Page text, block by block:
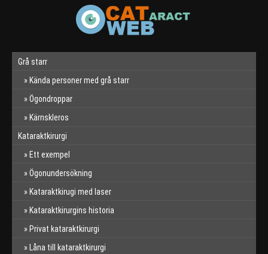
Grå starr
Kända personer med grå starr
Ögondroppar
Kärnskleros
Kataraktkirurgi
Ett exempel
Ögonundersökning
Kataraktkirugi med laser
Kataraktkirurgins historia
Privat kataraktkirurgi
Låna till kataraktkirurgi